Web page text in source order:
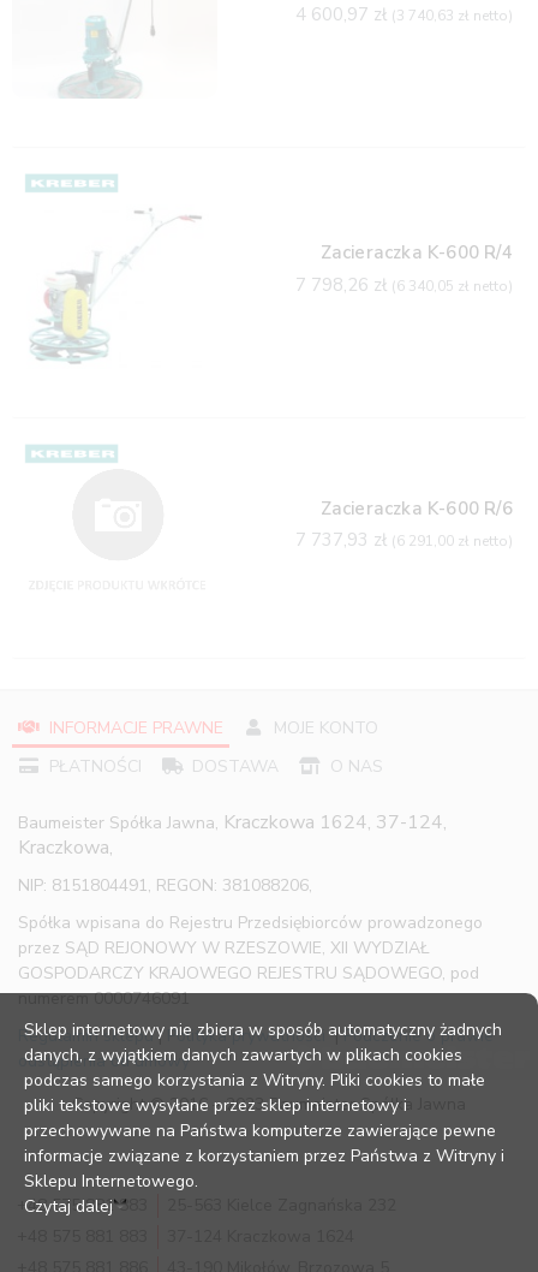
4 600,97 zł (3 740,63 zł netto)
Zacieraczka K-600 R/4
7 798,26 zł (6 340,05 zł netto)
Zacieraczka K-600 R/6
7 737,93 zł (6 291,00 zł netto)
INFORMACJE PRAWNE
MOJE KONTO
PŁATNOŚCI
DOSTAWA O NAS
Baumeister Spółka Jawna, Kraczkowa 1624, 37-124,
Kraczkowa,
NIP: 8151804491, REGON: 381088206,
Spółka wpisana do Rejestru Przedsiębiorców prowadzonego
przez SĄD REJONOWY W RZESZOWIE, XII WYDZIAŁ
GOSPODARCZY KRAJOWEGO REJESTRU SĄDOWEGO, pod
numerem 0000746091
Regulamin sklepu| Polityka prywatności |Pouczenie o prawie
odstąpienia od umowy
Copyright © 2016 – 2023 Baumeister Spółka Jawna
+48 575 881 883
Sklep internetowy nie zbiera w sposób automatyczny żadnych
danych, z wyjątkiem danych zawartych w plikach cookies
podczas samego korzystania z Witryny. Pliki cookies to małe
pliki tekstowe wysyłane przez sklep internetowy i
przechowywane na Państwa komputerze zawierające pewne
informacje związane z korzystaniem przez Państwa z Witryny i
Sklepu Internetowego.
Czytaj dalej